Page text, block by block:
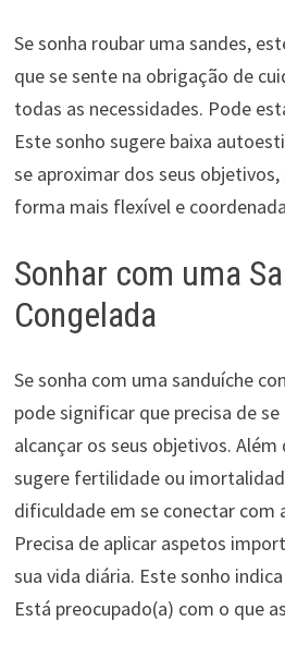
Se sonha roubar uma sandes,
que se sente na obrigação de
todas as necessidades. Pode
Este sonho sugere baixa
se aproximar dos seus objetivos,
forma mais flexível e
Sonhar com uma
Congelada
Se sonha com uma sanduíche
pode significar que precisa de
alcançar os seus objetivos.
sugere fertilidade ou
dificuldade em se conectar com
Precisa de aplicar aspetos
sua vida diária. Este sonho
Está preocupado(a) com o que